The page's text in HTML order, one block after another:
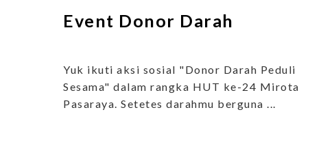
Event Donor Darah
Yuk ikuti aksi sosial "Donor Darah Peduli
Sesama" dalam rangka HUT ke-24 Mirota
Pasaraya. Setetes darahmu berguna ...